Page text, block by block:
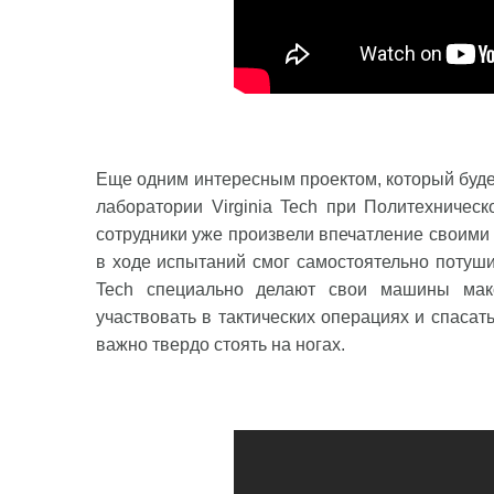
Еще одним интересным проектом, который
лаборатории Virginia Tech при
сотрудники уже произвели впечатление
в ходе испытаний смог самостоятельно
Tech специально делают свои машины
участвовать в тактических операциях и
важно твердо стоять на ногах.